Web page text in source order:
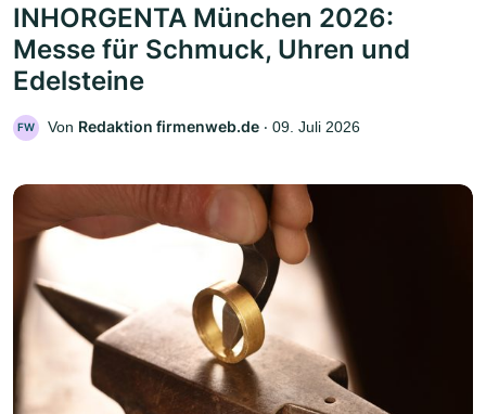
INHORGENTA München 2026:
Messe für Schmuck, Uhren und
Edelsteine
FW Von Redaktion firmenweb.de ‧ 09. Juli 2026